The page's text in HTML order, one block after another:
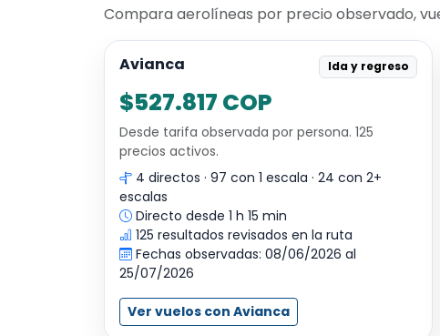
Compara aerolíneas por precio observado,
Avianca Ida y regreso
$527.817 COP
Desde tarifa observada por persona. 125
precios activos.
4 directos · 97 con 1 escala · 24 con 2+
escalas
Directo desde 1 h 15 min
125 resultados revisados en la ruta
Fechas observadas: 08/06/2026 al
25/07/2026
Ver vuelos con Avianca